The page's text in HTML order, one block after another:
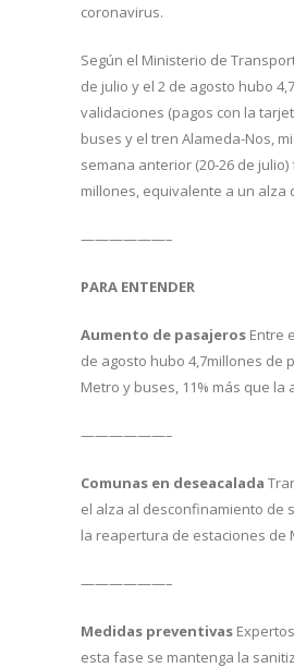
coronavirus.
Según el Ministerio de
de julio y el 2 de agosto hubo
validaciones (pagos con la
buses y el tren Alameda-Nos,
semana anterior (20-26 de julio)
millones, equivalente a un alza
——————–
PARA ENTENDER
Aumento de pasajeros Entre
de agosto hubo 4,7millones de
Metro y buses, 11% más que la
——————–
Comunas en deseacalada
el alza al desconfinamiento de
la reapertura de estaciones de
——————–
Medidas preventivas
esta fase se mantenga la